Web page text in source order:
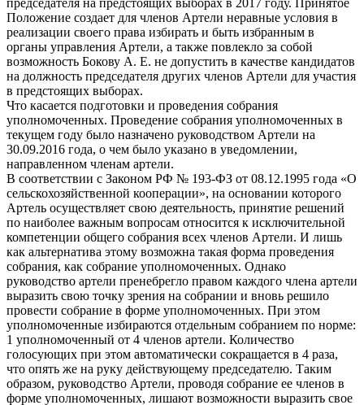
Положение создает для членов Артели неравные условия в
реализации своего права избирать и быть избранным в
органы управления Артели, а также повлекло за собой
возможность Бокову А. Е. не допустить в качестве кандидатов
на должность председателя других членов Артели для участия
в предстоящих выборах.
Что касается подготовки и проведения собрания
уполномоченных. Проведение собрания уполномоченных в
текущем году было назначено руководством Артели на
30.09.2016 года, о чем было указано в уведомлении,
направленном членам артели.
В соответствии с Законом РФ № 193-ФЗ от 08.12.1995 года «О
сельскохозяйственной кооперации», на основании которого
Артель осуществляет свою деятельность, принятие решений
по наиболее важным вопросам относится к исключительной
компетенции общего собрания всех членов Артели. И лишь
как альтернатива этому возможна такая форма проведения
собрания, как собрание уполномоченных. Однако
руководство артели пренебрегло правом каждого члена артели
выразить свою точку зрения на собрании и вновь решило
провести собрание в форме уполномоченных. При этом
уполномоченные избираются отдельным собранием по норме:
1 уполномоченный от 4 членов артели. Количество
голосующих при этом автоматически сокращается в 4 раза,
что опять же на руку действующему председателю. Таким
образом, руководство Артели, проводя собрание ее членов в
форме уполномоченных, лишают возможности выразить свое